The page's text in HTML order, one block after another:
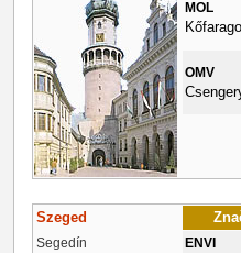
MOL
OMV
Szeged
Segedín ENVI